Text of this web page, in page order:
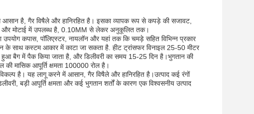
आसान है, गैर विषैले और हानिरहित है। इसका व्यापक रूप से कपड़े की सजावट,
और मोटाई में उपलब्ध है, 0.10MM से लेकर अनुकूलित तक।
उपयोग कपास, पॉलिएस्टर, नायलॉन और यहां तक कि चमड़े सहित विभिन्न प्रकार
साथ कस्टम आकार में काटा जा सकता है. हीट ट्रांसफर विनाइल 25-50 मीटर
बैग में पैक किया जाता है, और डिलीवरी का समय 15-25 दिन है।भुगतान की
की मासिक आपूर्ति क्षमता 100000 रोल है।
है। यह लागू करने में आसान, गैर विषैले और हानिरहित है।उत्पाद कई रंगों
बड़ी आपूर्ति क्षमता और कई भुगतान शर्तों के कारण एक विश्वसनीय उत्पाद